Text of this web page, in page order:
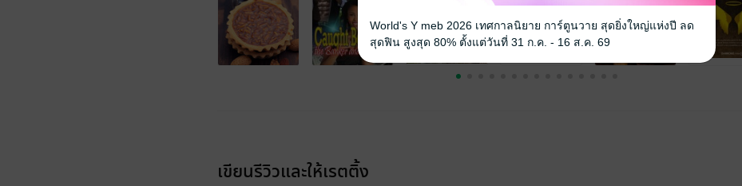
เขียนรีวิวและให้เรตติ้ง
World's Y meb 2026 เทศกาลนิยาย การ์ตูนวาย สุดยิ่งใหญ่แห่งปี ลด
สุดฟิน สูงสุด 80% ตั้งแต่วันที่ 31 ก.ค. - 16 ส.ค. 69